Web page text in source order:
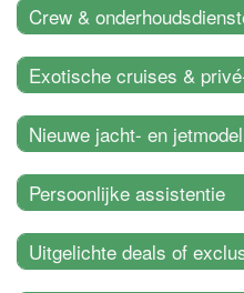
Crew &
Exotische cruises &
Nieuwe jacht- en
Persoonlijke assistentie
Uitgelichte deals of